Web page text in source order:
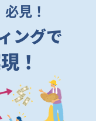
見！
ングで
！